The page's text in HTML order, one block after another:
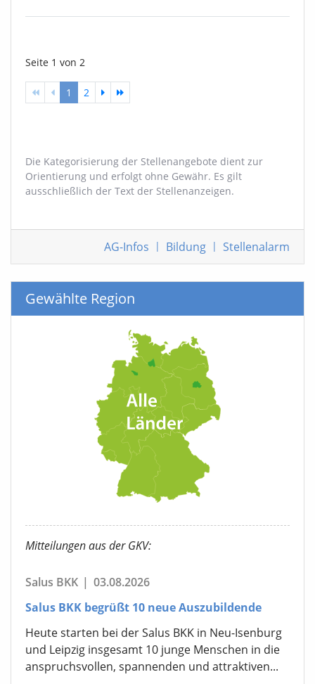
Seite 1 von 2
1 2
Die Kategorisierung der Stellenangebote dient zur
Orientierung und erfolgt ohne Gewähr. Es gilt
ausschließlich der Text der Stellenanzeigen.
AG-Infos | Bildung | Stellenalarm
Gewählte Region
Mitteilungen aus der GKV:
Salus BKK | 03.08.2026
Salus BKK begrüßt 10 neue Auszubildende
Heute starten bei der Salus BKK in Neu-Isenburg
und Leipzig insgesamt 10 junge Menschen in die
anspruchsvollen, spannenden und attraktiven...